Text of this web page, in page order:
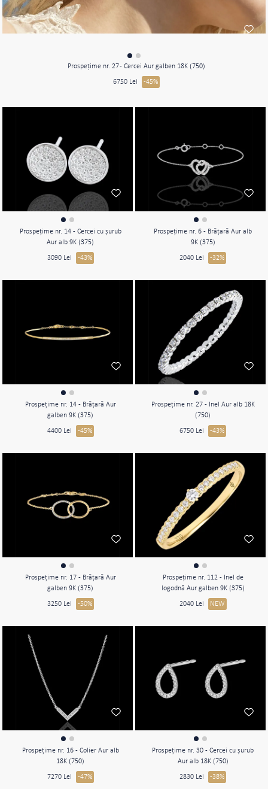
Prospeţime nr. 27 - Cercei Aur galben 18K (750)
6750 Lei -45%
Prospeţime nr. 14 - Cercei cu şurub
Aur alb 9K (375)
3090 Lei -43%
Prospeţime nr. 6 - Brăţară Aur alb
9K (375)
2040 Lei -32%
Prospeţime nr. 14 - Brăţară Aur
galben 9K (375)
4400 Lei -45%
Prospeţime nr. 27 - Inel Aur alb 18K
(750)
6750 Lei -43%
Prospeţime nr. 17 - Brăţară Aur
galben 9K (375)
3250 Lei -50%
Prospeţime nr. 112 - Inel de
logodnă Aur galben 9K (375)
2040 Lei NEW
Prospeţime nr. 16 - Colier Aur alb
18K (750)
7270 Lei -47%
Prospeţime nr. 30 - Cercei cu şurub
Aur alb 18K (750)
2830 Lei -38%